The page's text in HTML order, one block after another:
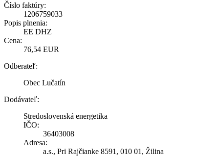
Číslo faktúry:
1206759033
Popis plnenia:
EE DHZ
Cena:
76,54 EUR
Odberateľ:
Obec Lučatín
Dodávateľ:
Stredoslovenská energetika
IČO:
36403008
Adresa:
a.s., Pri Rajčianke 8591, 010 01, Žilina